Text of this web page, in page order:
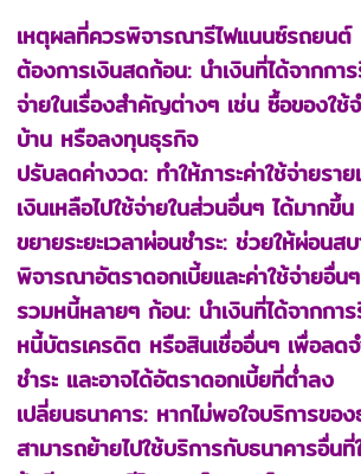
เหตุผลที่ควรพิจารณารีไฟแนนซ์รถยนต์
ต้องการเงินสดก้อน: นำเงินที่ได้จากกา
จ่ายในเรื่องสำคัญต่างๆ เช่น ซื้อของใช้
บ้าน หรือลงทุนธุรกิจ
ปรับลดค่างวด: ทำให้ภาระค่าใช้จ่ายรา
เงินเหลือไปใช้จ่ายในส่วนอื่นๆ ได้มากขึ้น
ขยายระยะเวลาผ่อนชำระ: ช่วยให้ผ่อน
พิจารณาอัตราดอกเบี้ยและค่าใช้จ่ายอื่
รวมหนี้หลายๆ ก้อน: นำเงินที่ได้จากกา
หนี้บัตรเครดิต หรือสินเชื่ออื่นๆ เพื่อลด
ชำระ และอาจได้อัตราดอกเบี้ยที่ต่ำลง
เปลี่ยนธนาคาร: หากไม่พอใจบริการขอ
สามารถย้ายไปใช้บริการกับธนาคารอื่นที่